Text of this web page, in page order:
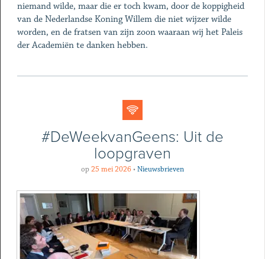
niemand wilde, maar die er toch kwam, door de koppigheid
van de Nederlandse Koning Willem die niet wijzer wilde
worden, en de fratsen van zijn zoon waaraan wij het Paleis
der Academiën te danken hebben.
#DeWeekvanGeens: Uit de
loopgraven
op25 mei 2026•Nieuwsbrieven